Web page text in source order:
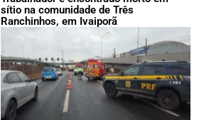
sítio na comunidade de Três
Ranchinhos, em Ivaiporã